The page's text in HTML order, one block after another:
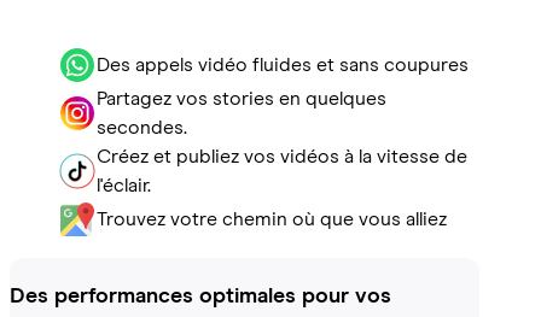
Des appels vidéo fluides et sans coupures
Partagez vos stories en quelques
secondes.
Créez et publiez vos vidéos à la vitesse de
l'éclair.
Trouvez votre chemin où que vous alliez
Des performances optimales pour vos